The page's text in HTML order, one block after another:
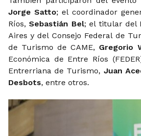
Jorge Satto; el coordinador
Ríos,Sebastián Bel; el titular del
Aires y del Consejo Federal de
de Turismo de CAME, Gregorio
Económica de Entre Ríos
Entrerriana de Turismo, Juan
Desbots, entre otros.